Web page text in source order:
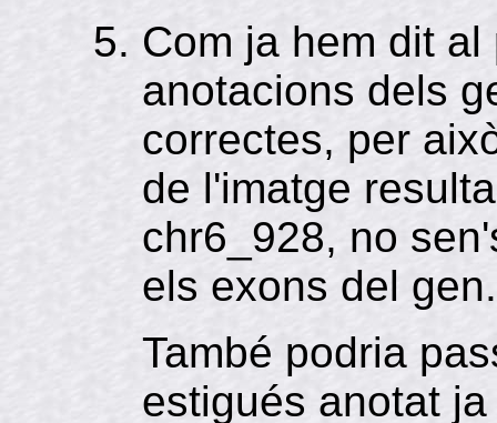
Com ja hem dit
anotacions dels
correctes, per
de l'imatge
chr6_928, no
els exons del gen.
També podria
estigués anotat